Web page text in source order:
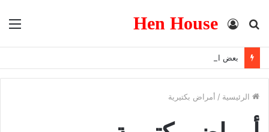
Hen House
بحث
تسجيل
بعض العوامل التى تزيد من المناعه
الرئيسية / أمراض بكتيرية